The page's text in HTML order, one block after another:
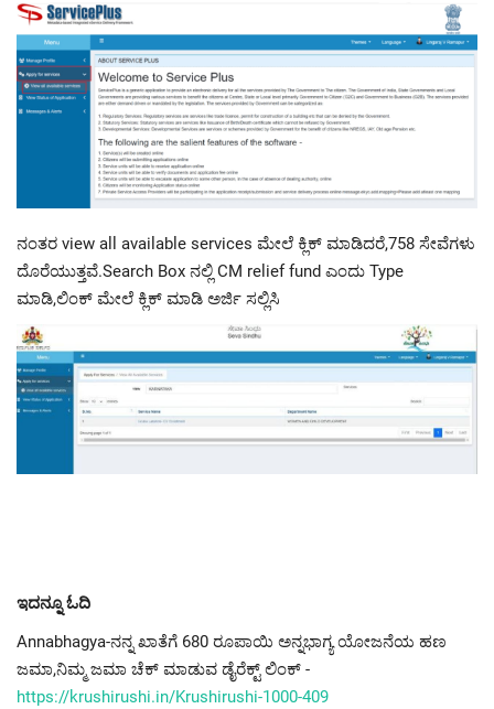
ನಂತರ view all available services ಮೇಲೆ ಕ್ಲಿಕ್ ಮಾಡಿದರೆ,758 ಸೇವೆಗಳು
ದೊರೆಯುತ್ತವೆ.Search Box ನಲ್ಲಿ CM relief fund ಎಂದು Type
ಮಾಡಿ,ಲಿಂಕ್ ಮೇಲೆ ಕ್ಲಿಕ್ ಮಾಡಿ ಅರ್ಜಿ ಸಲ್ಲಿಸಿ
ಇದನ್ನೂ ಓದಿ
Annabhagya-ನನ್ನ ಖಾತೆಗೆ 680 ರೂಪಾಯಿ ಅನ್ನಭಾಗ್ಯ ಯೋಜನೆಯ ಹಣ
ಜಮಾ,ನಿಮ್ಮ ಜಮಾ ಚೆಕ್ ಮಾಡುವ ಡೈರೆಕ್ಟ್ ಲಿಂಕ್ -
https://krushirushi.in/Krushirushi-1000-409